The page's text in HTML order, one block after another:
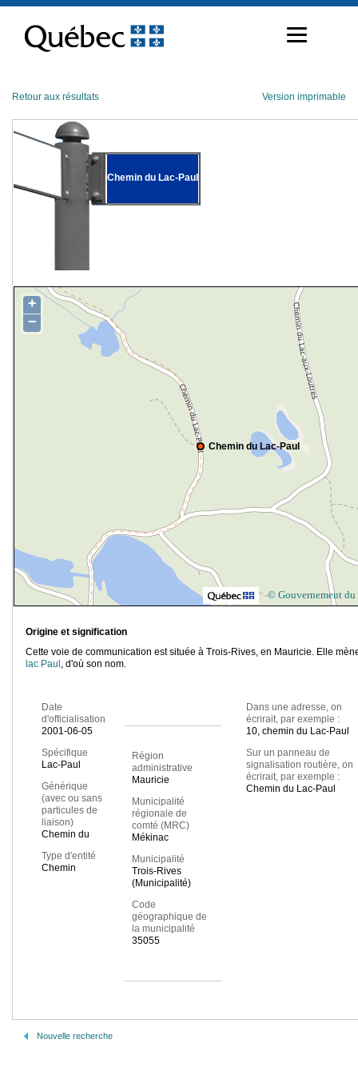
contenu
Retour aux résultats Version imprimable
Chemin du Lac-Paul
Chemin du Lac-Paul
+
−
© Gouvernement du
Origine et signification
Cette voie de communication est située à Trois-Rives, en Mauricie. Elle
lac Paul , d'où son nom.
Date
d'officialisation
2001-06-05
Spécifique
Lac-Paul
Générique
(avec ou sans
particules de
liaison)
Chemin du
Type d'entité
Chemin
Région
administrative
Mauricie
Municipalité
régionale de
comté (MRC)
Mékinac
Municipalité
Trois-Rives
(Municipalité)
Code
géographique de
la municipalité
35055
Dans une adresse, on
écrirait, par exemple :
10, chemin du Lac-Paul
Sur un panneau de
signalisation routière, on
écrirait, par exemple :
Chemin du Lac-Paul
Nouvelle recherche